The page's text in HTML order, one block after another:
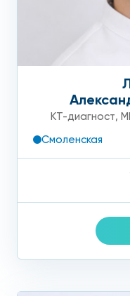
КТ-диагност,
Смоленская